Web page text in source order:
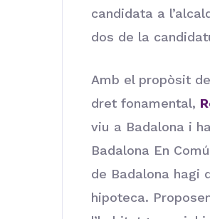
candidata a
dos de la
Amb el propòsit
dret fonamental,
viu a Badalona i
Badalona En
de Badalona hagi
hipoteca.